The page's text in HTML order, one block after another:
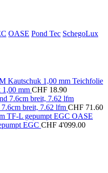
OASE Pond Tec SchegoLux
Teichfolie
1,00 mm CHF 18.90
breit, 7.62 lfm CHF 71.60
OASE
EGC CHF 4'099.00